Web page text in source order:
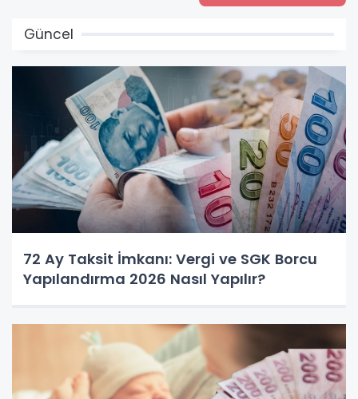
Güncel
72 Ay Taksit İmkanı: Vergi ve SGK Borcu
Yapılandırma 2026 Nasıl Yapılır?